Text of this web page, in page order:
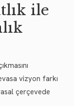
ile
vizyon farkı
çerçevede